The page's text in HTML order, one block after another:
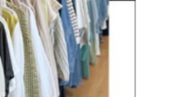
POOL AYTO PAMPLONA